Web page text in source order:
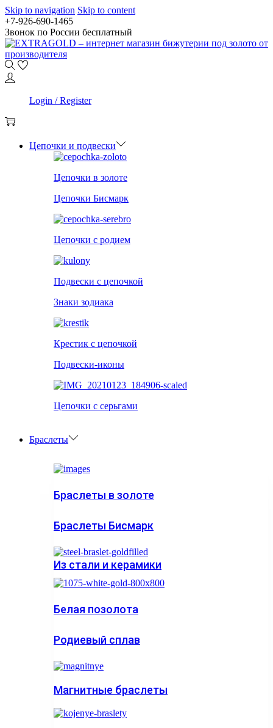
Skip to navigation Skip to content
+7-926-690-1465
Звонок по России бесплатный
Login / Register
Цепочки и подвески
Цепочки в золоте
Цепочки Бисмарк
Цепочки с родием
Подвески с цепочкой
Знаки зодиака
Крестик с цепочкой
Подвески-иконы
Цепочки с серьгами
Браслеты
Браслеты в золоте
Браслеты Бисмарк
Из стали и керамики
Белая позолота
Родиевый сплав
Магнитные браслеты